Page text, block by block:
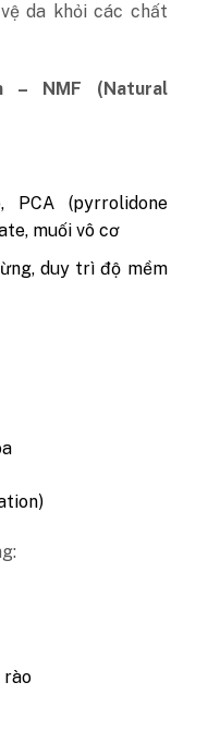
da khỏi các chất
NMF (Natural
(pyrrolidone
muối vô cơ
duy trì độ mềm
rào